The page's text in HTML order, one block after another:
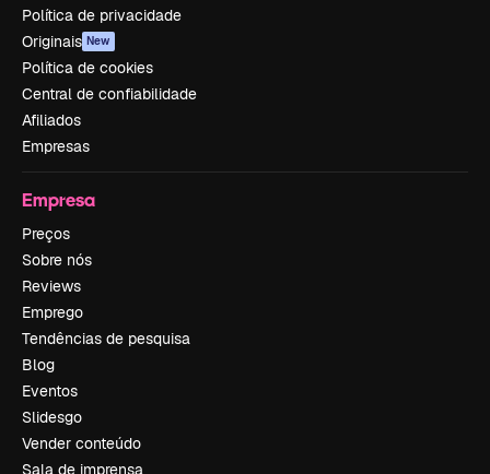
Política de privacidade
Originais New
Política de cookies
Central de confiabilidade
Afiliados
Empresas
Empresa
Preços
Sobre nós
Reviews
Emprego
Tendências de pesquisa
Blog
Eventos
Slidesgo
Vender conteúdo
Sala de imprensa